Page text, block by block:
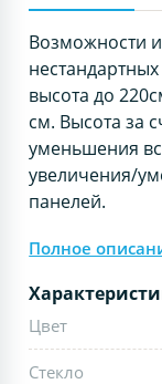
Возможности
высота до
см. Высота за
уменьшения
увеличения/
панелей.
Полное
Цвет
Стекло